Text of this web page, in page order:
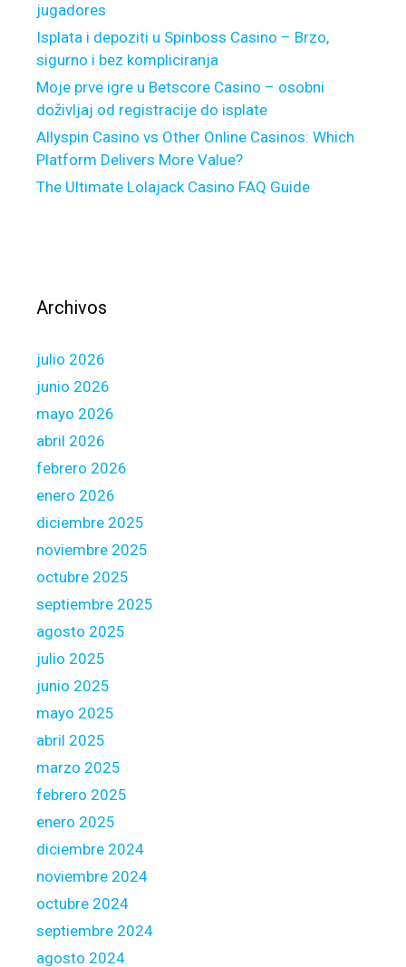
t
i
o
a
l
m
o
r
l
a
n
s
p
p
e
b
y
w
a
o
f
p
r
v
a
t
e
n
d
e
jugadores
Isplata i depoziti u Spinboss Casino – Brzo,
sigurno i bez kompliciranja
Moje prve igre u Betscore Casino – osobni
doživljaj od registracije do isplate
Allyspin Casino vs Other Online Casinos: Which
Platform Delivers More Value?
The Ultimate Lolajack Casino FAQ Guide
Archivos
julio 2026
junio 2026
mayo 2026
abril 2026
febrero 2026
enero 2026
diciembre 2025
noviembre 2025
octubre 2025
septiembre 2025
agosto 2025
julio 2025
junio 2025
mayo 2025
abril 2025
marzo 2025
febrero 2025
enero 2025
diciembre 2024
noviembre 2024
octubre 2024
septiembre 2024
agosto 2024